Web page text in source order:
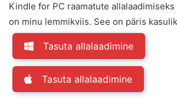
Kindle for PC raamatute
on minu lemmikviis. See on päris
Tasuta allalaadimine
Tasuta allalaadimine